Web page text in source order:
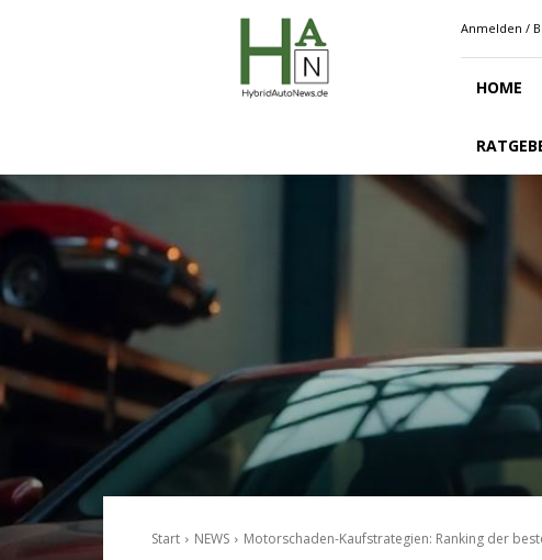
Hybridautonews.de
Anmelden /
HOME
Start NEWS Motorschaden-Kaufstrategien: Ranking der